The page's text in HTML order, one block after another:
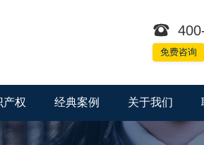

免费咨询
产权 经典案例 关于我们